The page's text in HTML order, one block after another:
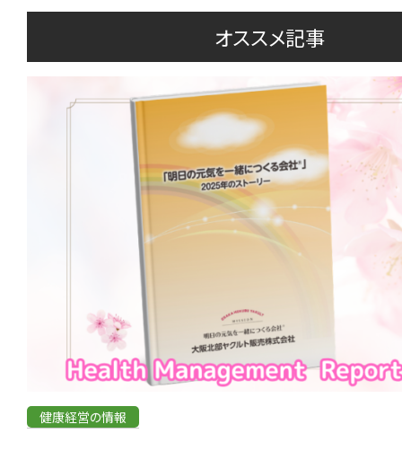
オススメ記事
健康経営の情報